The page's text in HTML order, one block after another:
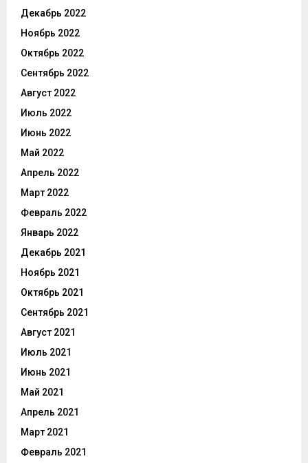
Декабрь 2022
Ноябрь 2022
Октябрь 2022
Сентябрь 2022
Август 2022
Июль 2022
Июнь 2022
Май 2022
Апрель 2022
Март 2022
Февраль 2022
Январь 2022
Декабрь 2021
Ноябрь 2021
Октябрь 2021
Сентябрь 2021
Август 2021
Июль 2021
Июнь 2021
Май 2021
Апрель 2021
Март 2021
Февраль 2021